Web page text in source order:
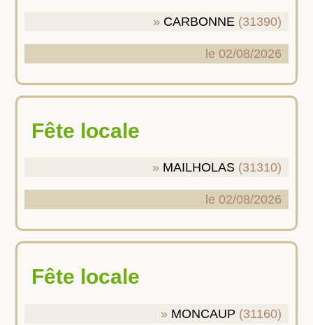
CARBONNE (31390)
le 02/08/2026
Fête locale
MAILHOLAS (31310)
le 02/08/2026
Fête locale
MONCAUP (31160)